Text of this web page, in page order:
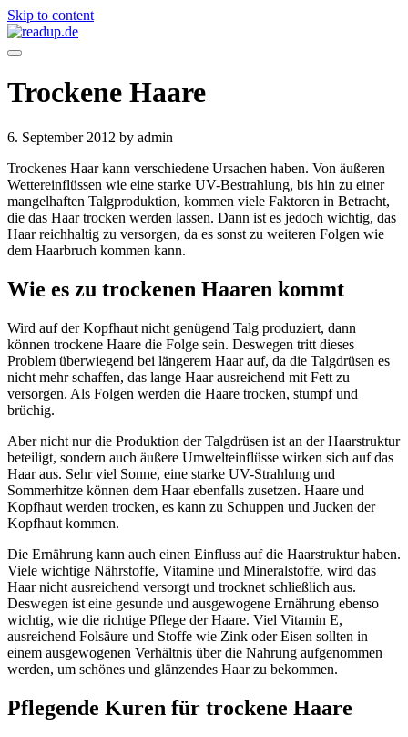
Skip to content
Trockene Haare
6. September 2012 by admin
Trockenes Haar kann verschiedene Ursachen haben. Von äußeren
Wettereinflüssen wie eine starke UV-Bestrahlung, bis hin zu einer
mangelhaften Talgproduktion, kommen viele Faktoren in Betracht,
die das Haar trocken werden lassen. Dann ist es jedoch wichtig, das
Haar reichhaltig zu versorgen, da es sonst zu weiteren Folgen wie
dem Haarbruch kommen kann.
Wie es zu trockenen Haaren kommt
Wird auf der Kopfhaut nicht genügend Talg produziert, dann
können trockene Haare die Folge sein. Deswegen tritt dieses
Problem überwiegend bei längerem Haar auf, da die Talgdrüsen es
nicht mehr schaffen, das lange Haar ausreichend mit Fett zu
versorgen. Als Folgen werden die Haare trocken, stumpf und
brüchig.
Aber nicht nur die Produktion der Talgdrüsen ist an der Haarstruktur
beteiligt, sondern auch äußere Umwelteinflüsse wirken sich auf das
Haar aus. Sehr viel Sonne, eine starke UV-Strahlung und
Sommerhitze können dem Haar ebenfalls zusetzen. Haare und
Kopfhaut werden trocken, es kann zu Schuppen und Jucken der
Kopfhaut kommen.
Die Ernährung kann auch einen Einfluss auf die Haarstruktur haben.
Viele wichtige Nährstoffe, Vitamine und Mineralstoffe, wird das
Haar nicht ausreichend versorgt und trocknet schließlich aus.
Deswegen ist eine gesunde und ausgewogene Ernährung ebenso
wichtig, wie die richtige Pflege der Haare. Viel Vitamin E,
ausreichend Folsäure und Stoffe wie Zink oder Eisen sollten in
einem ausgewogenen Verhältnis über die Nahrung aufgenommen
werden, um schönes und glänzendes Haar zu bekommen.
Pflegende Kuren für trockene Haare